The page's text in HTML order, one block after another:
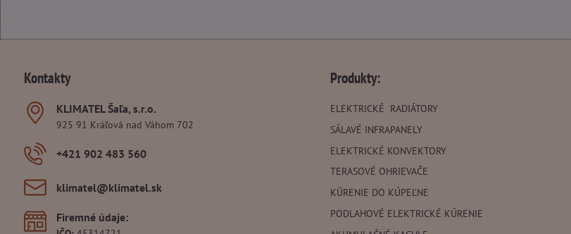
Kontakty
KLIMATEL Šaľa, s​.r​.o​.
925 91 Kráľová nad Váhom 702
+421 902 483 560
klimatel​@klimatel​.sk
Firemné údaje:
Produkty:
ELEKTRICKÉ RADIÁTORY
SÁLAVÉ INFRAPANELY
ELEKTRICKÉ KONVEKTORY
TERASOVÉ OHRIEVAČE
KÚRENIE DO KÚPEĽNE
PODLAHOVÉ ELEKTRICKÉ KÚRENIE